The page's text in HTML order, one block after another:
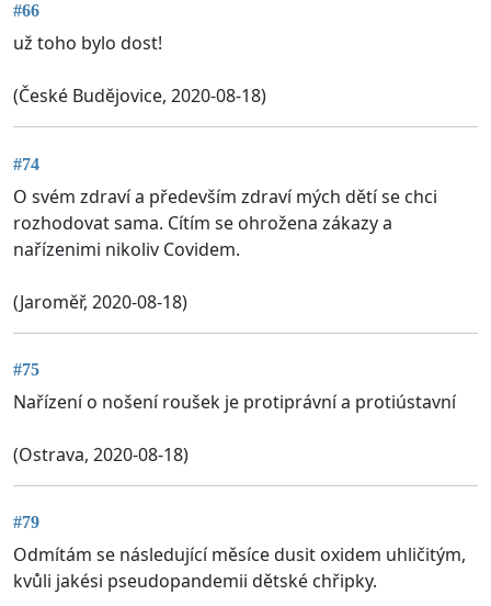
#66
už toho bylo dost!
(České Budějovice, 2020-08-18)
#74
O svém zdraví a především zdraví mých dětí se chci
rozhodovat sama. Cítím se ohrožena zákazy a
nařízenimi nikoliv Covidem.
(Jaroměř, 2020-08-18)
#75
Nařízení o nošení roušek je protiprávní a protiústavní
(Ostrava, 2020-08-18)
#79
Odmítám se následující měsíce dusit oxidem uhličitým,
kvůli jakési pseudopandemii dětské chřipky.